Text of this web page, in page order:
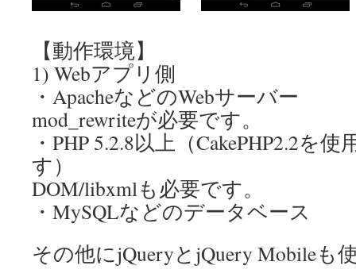
【動作環境】
1) Webアプリ側
・ApacheなどのWebサーバー
mod_rewriteが必要です。
・PHP 5.2.8以上（CakePHP2.2を
す）
DOM/libxmlも必要です。
・MySQLなどのデータベース
その他にjQueryとjQuery Mobileも